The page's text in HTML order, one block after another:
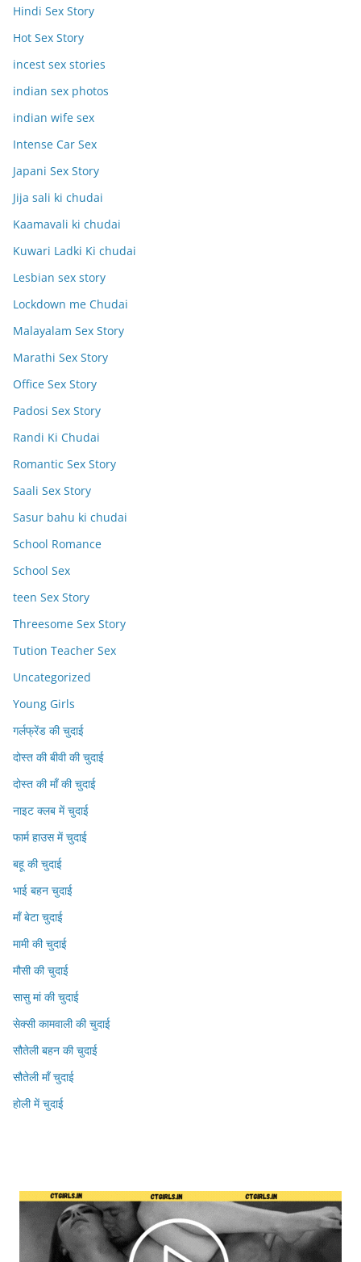
Hindi Sex Story
Hot Sex Story
incest sex stories
indian sex photos
indian wife sex
Intense Car Sex
Japani Sex Story
Jija sali ki chudai
Kaamavali ki chudai
Kuwari Ladki Ki chudai
Lesbian sex story
Lockdown me Chudai
Malayalam Sex Story
Marathi Sex Story
Office Sex Story
Padosi Sex Story
Randi Ki Chudai
Romantic Sex Story
Saali Sex Story
Sasur bahu ki chudai
School Romance
School Sex
teen Sex Story
Threesome Sex Story
Tution Teacher Sex
Uncategorized
Young Girls
गर्लफ्रेंड की चुदाई
दोस्त की बीवी की चुदाई
दोस्त की माँ की चुदाई
नाइट क्लब में चुदाई
फार्म हाउस में चुदाई
बहू की चुदाई
भाई बहन चुदाई
माँ बेटा चुदाई
मामी की चुदाई
मौसी की चुदाई
सासु मां की चुदाई
सेक्सी कामवाली की चुदाई
सौतेली बहन की चुदाई
सौतेली माँ चुदाई
होली में चुदाई